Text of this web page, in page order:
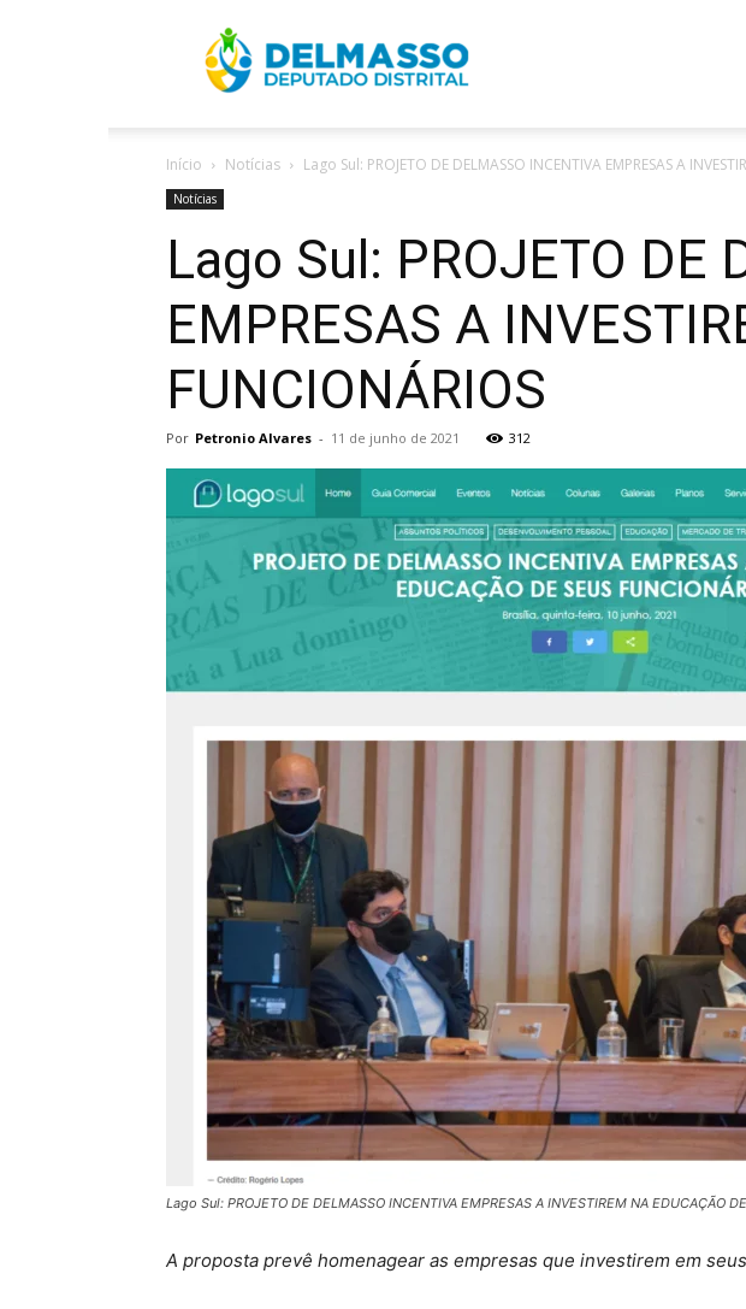
Início Notícias Lago Sul: PROJETO DE DELMASSO INCENTIVA EMPRESAS A
Notícias
Lago Sul: PROJETO DE
EMPRESAS A
FUNCIONÁRIOS
Por Petronio Alvares - 11 de junho de 2021 312
Lago Sul: PROJETO DE DELMASSO INCENTIVA EMPRESAS A INVESTIREM NA EDUCAÇÃO
A proposta prevê homenagear as empresas que investirem em